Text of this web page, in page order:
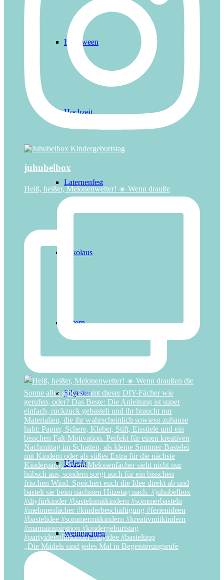
Halloween
Hochzeit
Laternenfest
Nikolaus
Ostern
Silvester
Urlaub
Weihnachten
juhubelbox
Heiß, heißer, Melonenwetter! ☀️ Wenn drauße
„Die Mädels sind jedes Mal in Begeisterungsrufe